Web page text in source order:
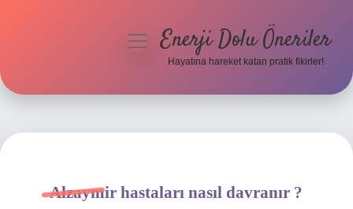
Hakkımızda
menüyüEnerji Dolu Öneriler
Hayatına hareket katan pratik fikirler!
Alzaymir hastaları nasıl davranır ?